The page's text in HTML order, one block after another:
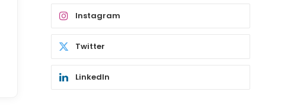
Instagram
Twitter
LinkedIn